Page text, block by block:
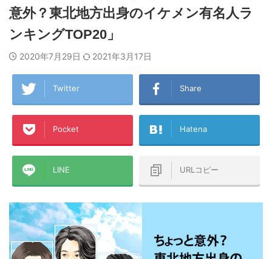
意外？東北地方出身のイケメン有名人ラ
ンキングTOP20」
2020年7月29日 2021年3月17日
Twitter Share
Pocket Hatena
LINE URLコピー